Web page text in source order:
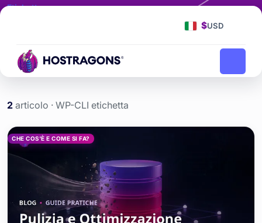
$USD
Etichetta
Home blog WP-CLI
2 articolo · WP-CLI etichetta
WP-CLI etiketi yazıları
CHE COS'È E COME SI FA?